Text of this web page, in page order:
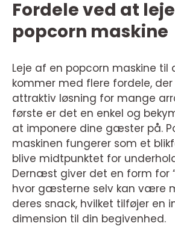
Fordele ved at
popcorn maskine
Leje af en popcorn maskine til
kommer med flere fordele,
attraktiv løsning for mange
første er det en enkel og
at imponere dine gæster på.
maskinen fungerer som et
blive midtpunktet for
Dernæst giver det en form for
hvor gæsterne selv kan være
deres snack, hvilket tilføjer en
dimension til din begivenhed.